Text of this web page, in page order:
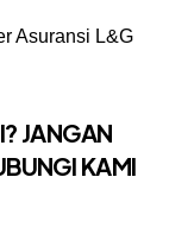
Asuransi L&G
JANGAN
KAMI